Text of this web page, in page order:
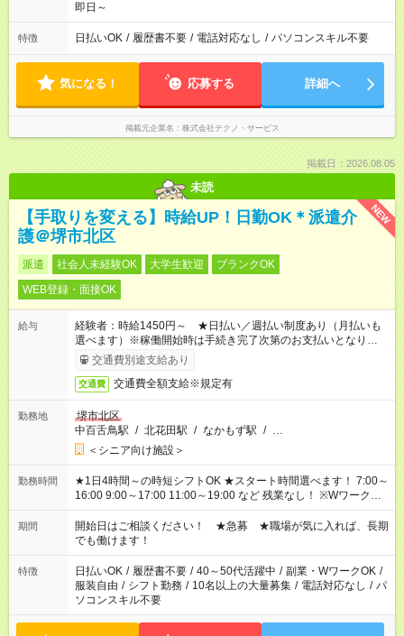
即日～
特徴 日払いOK / 履歴書不要 / 電話対応なし / パソコンスキル不要
気になる！ 応募する 詳細へ
掲載元企業名 株式会社テクノ・サービス
掲載日：2026.08.05
未読
NEW
【手取りを変える】時給UP！日勤OK＊派遣介
護＠堺市北区
派遣 社会人未経験OK 大学生歓迎
ブランクOK
WEB登録・面接OK
給与
経験者：時給1450円～ ★日払い／週払い制度あり（月払いも
選べます）※稼働開始時は手続き完了次第のお支払いとなりま
す。交通費別途支給あり
交通費 交通費全額支給※規定有
勤務地
堺市北区
中百舌鳥駅 / 北花田駅 / なかもず駅 / …
＜シニア向け施設＞
勤務時間
★1日4時間～の時短シフトOK ★スタート時間選べます！ 7:00～
16:00 9:00～17:00 11:00～19:00 など 残業なし！ ※Wワークの
場合、他のお仕事と合わせ週40時間超の就業はご案内できませ
ん ※法令に基づき、週20時間以上勤務は社会保険への加入対象
となります ※労働者派遣法（日雇い派遣の原則禁止）により、
短時間・短期間の就業はご案内が難しい場合があります
期間
開始日はご相談ください！ ★急募 ★職場が気に入れば、長期
でも働けます！
特徴 日払いOK / 履歴書不要 / 40～50代活躍中 / 副業・WワークOK /
服装自由 / シフト勤務 / 10名以上の大量募集 / 電話対応なし / パ
ソコンスキル不要